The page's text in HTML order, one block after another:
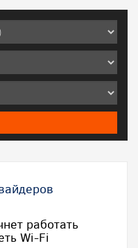
работать
Wi-Fi